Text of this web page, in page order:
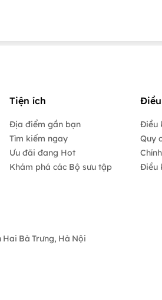
Tiện ích
Địa điểm gần bạn
Tìm kiếm ngay
Ưu đãi đang Hot
Khám phá các Bộ sưu tập
Điều
Quy
Điều
Hai Bà Trưng, Hà Nội